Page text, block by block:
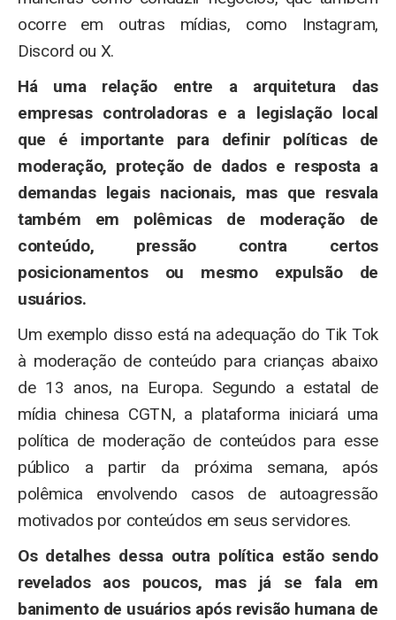
ocorre em outras mídias, como Instagram,
Discord ou X.
Há uma relação entre a arquitetura das
empresas controladoras e a legislação local
que é importante para definir políticas de
moderação, proteção de dados e resposta a
demandas legais nacionais, mas que resvala
também em polêmicas de moderação de
conteúdo, pressão contra certos
posicionamentos ou mesmo expulsão de
usuários.
Um exemplo disso está na adequação do Tik Tok
à moderação de conteúdo para crianças abaixo
de 13 anos, na Europa. Segundo a estatal de
mídia chinesa CGTN, a plataforma iniciará uma
política de moderação de conteúdos para esse
público a partir da próxima semana, após
polêmica envolvendo casos de autoagressão
motivados por conteúdos em seus servidores.
Os detalhes dessa outra política estão sendo
revelados aos poucos, mas já se fala em
banimento de usuários após revisão humana de